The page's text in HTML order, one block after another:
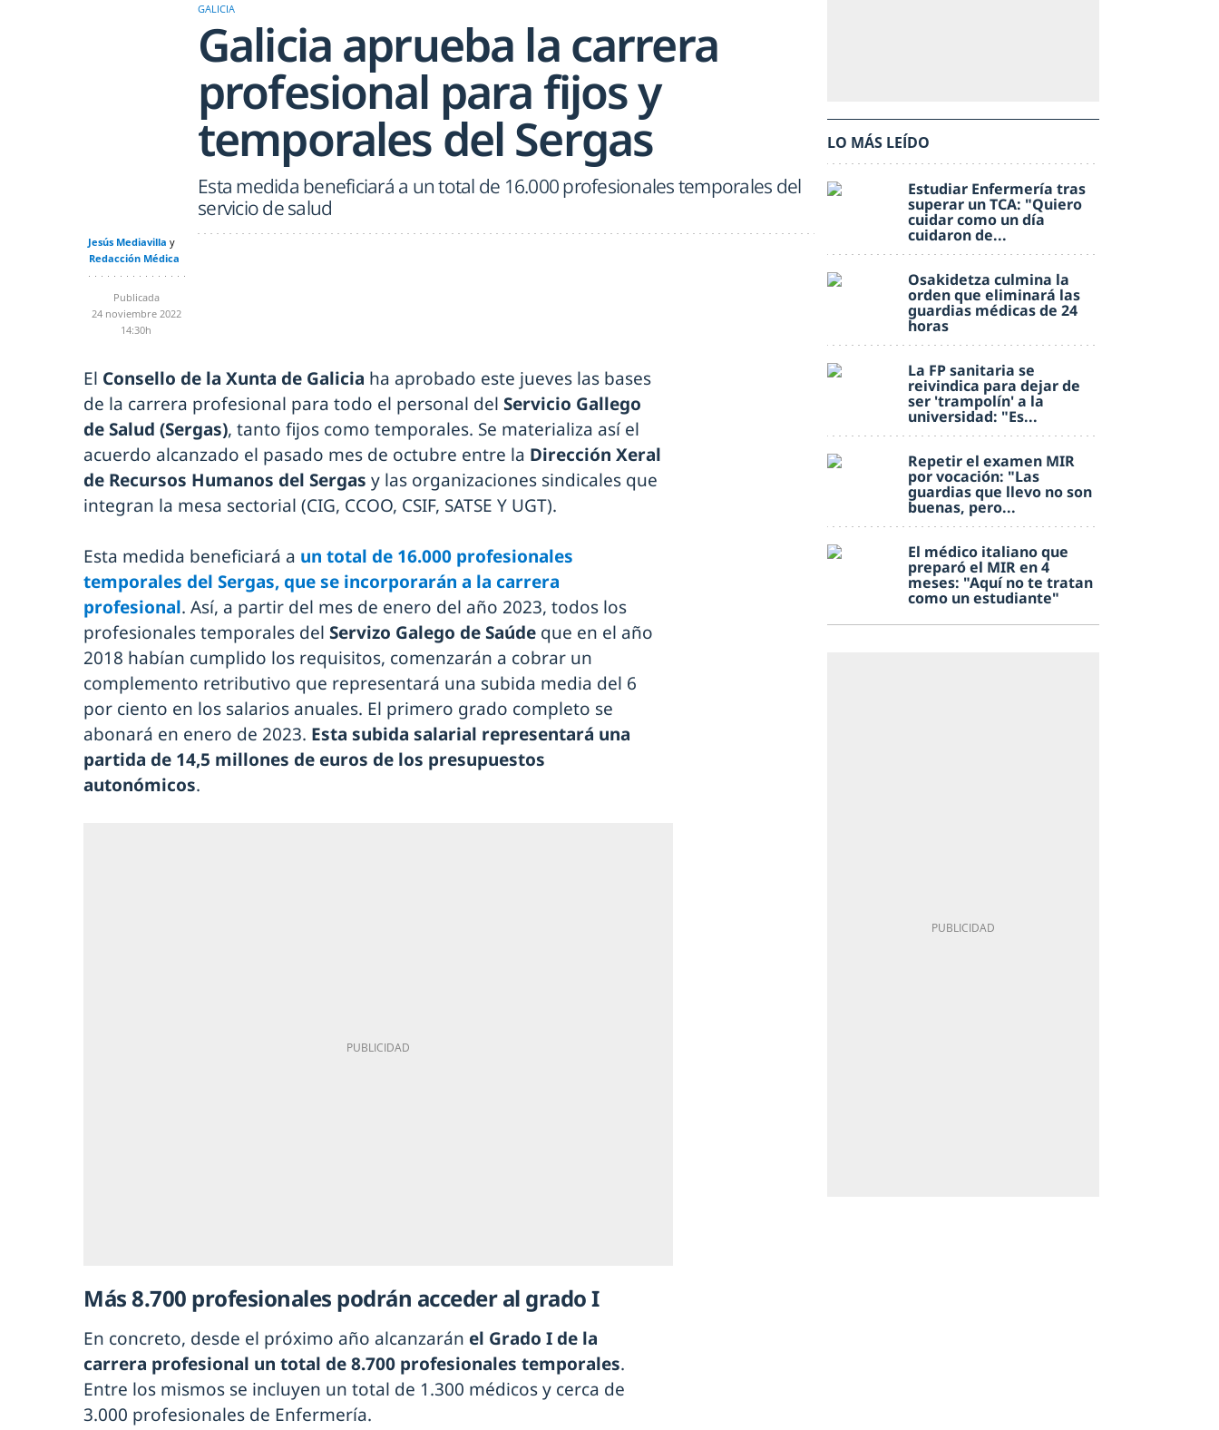
GALICIA
Galicia aprueba la carrera
profesional para fijos y
temporales del Sergas
Esta medida beneficiará a un total de 16.000 profesionales temporales del
servicio de salud
Jesús Mediavilla
Redacción Médica
Publicada
24 noviembre 2022
14:30h
El Consello de la Xunta de Galicia ha aprobado este jueves las bases
de la carrera profesional para todo el personal del Servicio Gallego
de Salud (Sergas), tanto fijos como temporales. Se materializa así el
acuerdo alcanzado el pasado mes de octubre entre la Dirección Xeral
de Recursos Humanos del Sergas y las organizaciones sindicales que
integran la mesa sectorial (CIG, CCOO, CSIF, SATSE Y UGT).
Esta medida beneficiará a un total de 16.000 profesionales
temporales del Sergas, que se incorporarán a la carrera
profesional. Así, a partir del mes de enero del año 2023, todos los
profesionales temporales del Servizo Galego de Saúde que en el año
2018 habían cumplido los requisitos, comenzarán a cobrar un
complemento retributivo que representará una subida media del 6
por ciento en los salarios anuales. El primero grado completo se
abonará en enero de 2023. Esta subida salarial representará una
partida de 14,5 millones de euros de los presupuestos
autonómicos.
Más 8.700 profesionales podrán acceder al grado I
En concreto, desde el próximo año alcanzarán el Grado I de la
carrera profesional un total de 8.700 profesionales temporales.
Entre los mismos se incluyen un total de 1.300 médicos y cerca de
3.000 profesionales de Enfermería.
LO MÁS LEÍDO
Estudiar Enfermería tras
superar un TCA: "Quiero
cuidar como un día
cuidaron de...
Osakidetza culmina la
orden que eliminará las
guardias médicas de 24
horas
La FP sanitaria se
reivindica para dejar de
ser 'trampolín' a la
universidad: "Es...
Repetir el examen MIR
por vocación: "Las
guardias que llevo no son
buenas, pero...
El médico italiano que
preparó el MIR en 4
meses: "Aquí no te tratan
como un estudiante"